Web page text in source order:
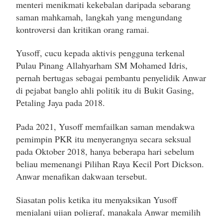
menteri menikmati kekebalan daripada sebarang
saman mahkamah, langkah yang mengundang
kontroversi dan kritikan orang ramai.
Yusoff, cucu kepada aktivis pengguna terkenal
Pulau Pinang Allahyarham SM Mohamed Idris,
pernah bertugas sebagai pembantu penyelidik Anwar
di pejabat banglo ahli politik itu di Bukit Gasing,
Petaling Jaya pada 2018.
Pada 2021, Yusoff memfailkan saman mendakwa
pemimpin PKR itu menyerangnya secara seksual
pada Oktober 2018, hanya beberapa hari sebelum
beliau memenangi Pilihan Raya Kecil Port Dickson.
Anwar menafikan dakwaan tersebut.
Siasatan polis ketika itu menyaksikan Yusoff
menjalani ujian poligraf, manakala Anwar memilih